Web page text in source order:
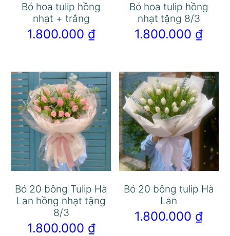
Bó hoa tulip hồng
nhạt + trắng
1.800.000 ₫
Bó hoa tulip hồng
nhạt tặng 8/3
1.800.000 ₫
Bó 20 bông Tulip Hà
Lan hồng nhạt tặng
8/3
1.800.000 ₫
Bó 20 bông tulip Hà
Lan
1.800.000 ₫